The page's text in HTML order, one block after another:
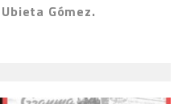
Gómez.